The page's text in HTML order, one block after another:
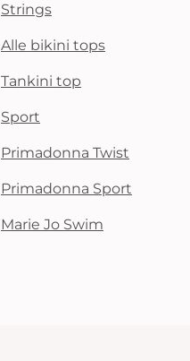
Strings
Alle bikini tops
Tankini top
Sport
Primadonna Twist
Primadonna Sport
Marie Jo Swim